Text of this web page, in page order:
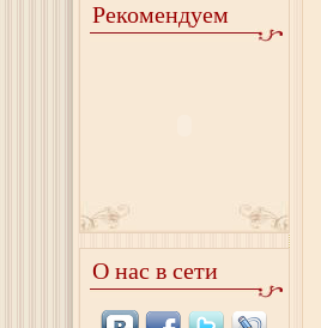
Рекомендуем
О нас в сети